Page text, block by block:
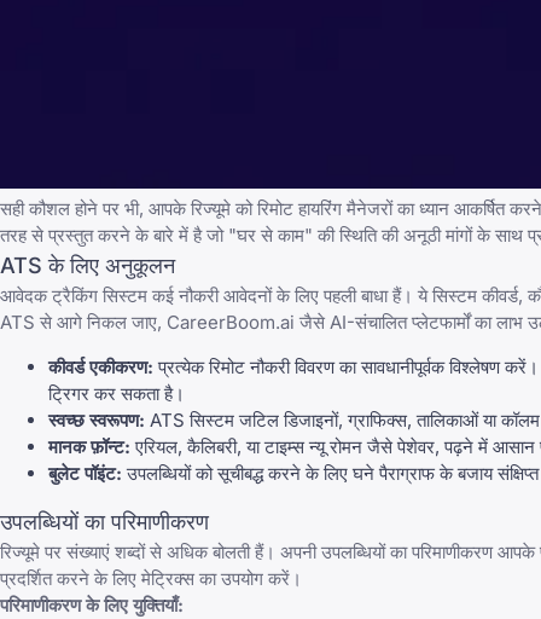
सही कौशल होने पर भी, आपके रिज्यूमे को रिमोट हायरिंग मैनेजरों का ध्यान
तरह से प्रस्तुत करने के बारे में है जो "घर से काम" की स्थिति की अनूठी मांगों के साथ
ATS के लिए अनुकूलन
आवेदक ट्रैकिंग सिस्टम कई नौकरी आवेदनों के लिए पहली बाधा हैं। ये सिस्टम कीवर्ड,
ATS से आगे निकल जाए, CareerBoom.ai जैसे AI-संचालित प्लेटफार्मों का लाभ
कीवर्ड एकीकरण: प्रत्येक रिमोट नौकरी विवरण का सावधानीपूर्वक
ट्रिगर कर सकता है।
स्वच्छ स्वरूपण: ATS सिस्टम जटिल डिजाइनों, ग्राफिक्स, तालिकाओं या
मानक फ़ॉन्ट: एरियल, कैलिबरी, या टाइम्स न्यू रोमन जैसे पेशेवर, पढ़ने में
बुलेट पॉइंट: उपलब्धियों को सूचीबद्ध करने के लिए घने पैराग्राफ के बजाय
उपलब्धियों का परिमाणीकरण
रिज्यूमे पर संख्याएं शब्दों से अधिक बोलती हैं। अपनी उपलब्धियों का परिमाणीकरण
प्रदर्शित करने के लिए मेट्रिक्स का उपयोग करें।
परिमाणीकरण के लिए युक्तियाँ: